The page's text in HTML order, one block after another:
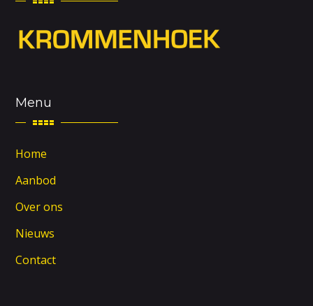
Menu
Home
Aanbod
Over ons
Nieuws
Contact